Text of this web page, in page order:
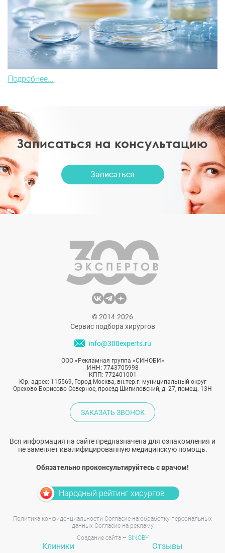
Подробнее...
Записаться на консультацию
Записаться
© 2014-2026
Сервис подбора хирургов
info@300experts.ru
ООО «Рекламная группа «СИНОБИ»
ИНН: 7743705998
КПП: 772401001
Юр. адрес: 115569, Город Москва, вн.тер.г. муниципальный округ
Орехово-Борисово Северное, проезд Шипиловский, д. 27, помещ. 13Н
ЗАКАЗАТЬ ЗВОНОК
Вся информация на сайте предназначена для ознакомления и
не заменяет квалифицированную медицинскую помощь.
Обязательно проконсультируйтесь с врачом!
Народный рейтинг хирургов
Политика конфиденциальности Согласие на обработку персональных
данных Согласие на рекламу
Создание сайта – SINOBY
Клиники Отзывы